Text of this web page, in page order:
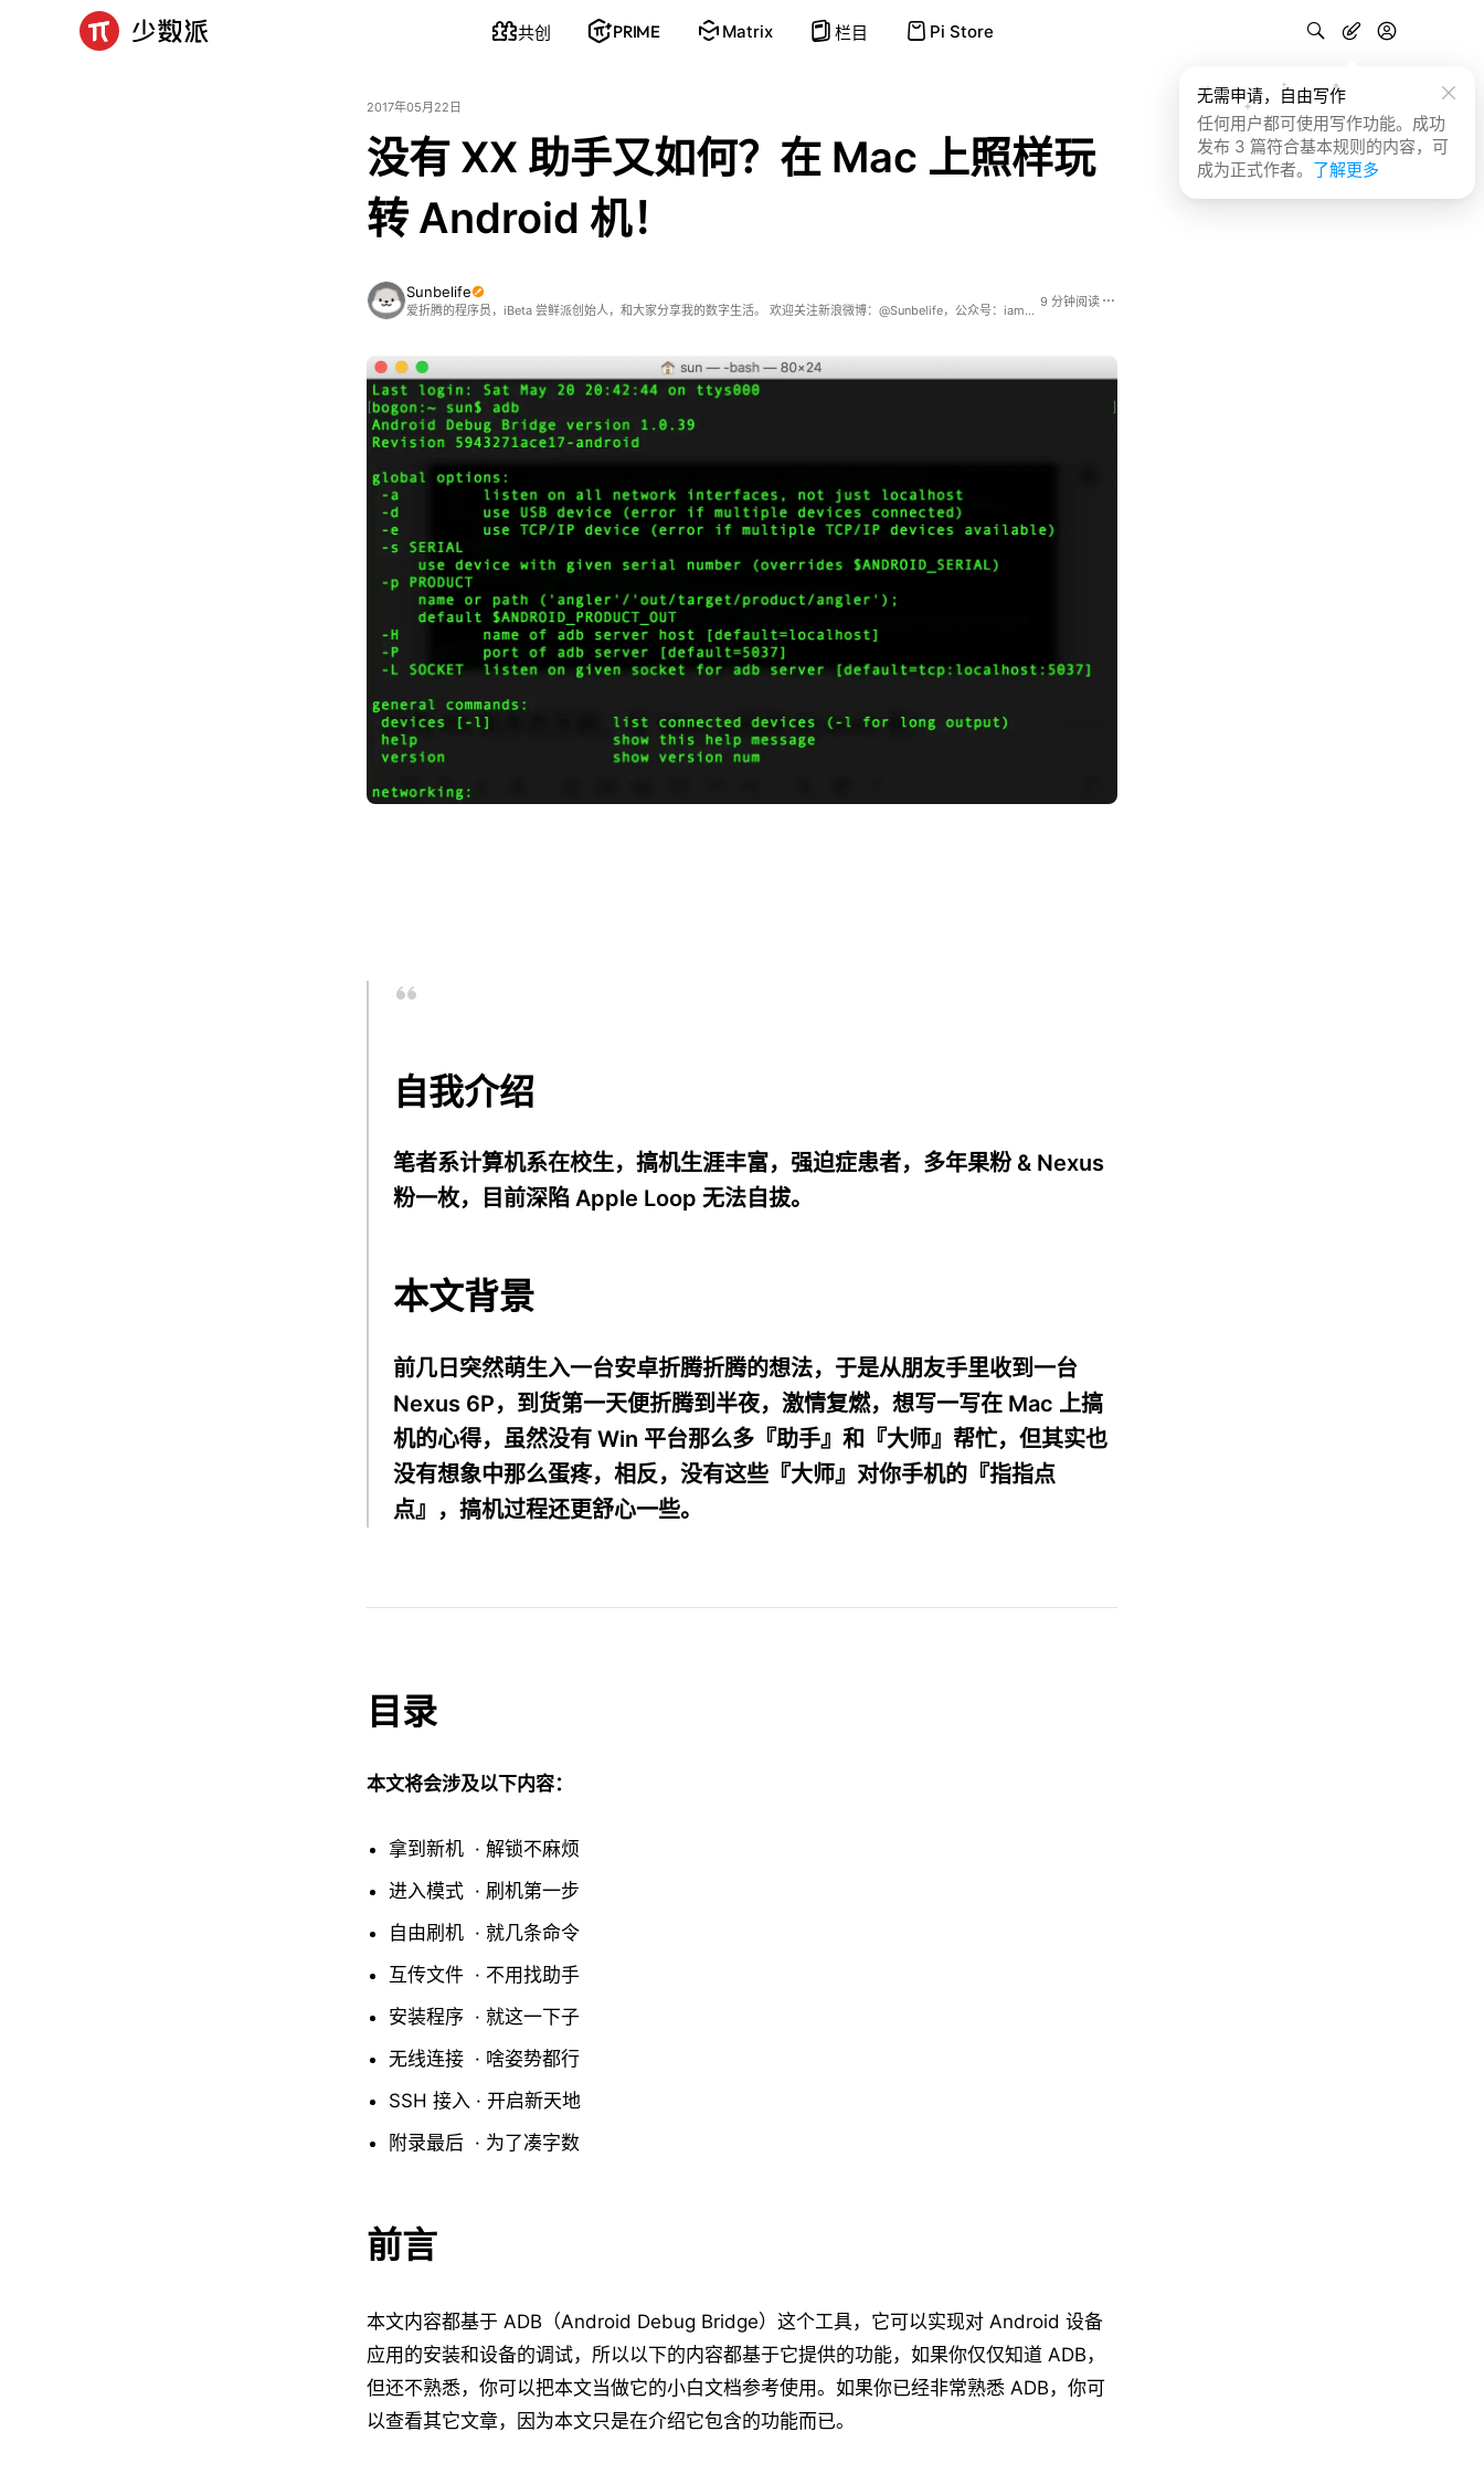
共创 PRIME Matrix 栏目 Pi Store
无需申请，自由写作
任何用户都可使用写作功能。成功
发布 3 篇符合基本规则的内容，可
成为正式作者。 了解更多
2017年05月22日
没有 XX 助手又如何？在 Mac 上照样玩
转 Android 机！
Sunbelife
爱折腾的程序员，iBeta 尝鲜派创始人，和大家分享我的数字生活。 欢迎关注新浪微博：@Sunbelife，公众号：iamsunbelife
9 分钟阅读
自我介绍
笔者系计算机系在校生，搞机生涯丰富，强迫症患者，多年果粉 & Nexus
粉一枚，目前深陷 Apple Loop 无法自拔。
本文背景
前几日突然萌生入一台安卓折腾折腾的想法，于是从朋友手里收到一台
Nexus 6P，到货第一天便折腾到半夜，激情复燃，想写一写在 Mac 上搞
机的心得，虽然没有 Win 平台那么多『助手』和『大师』帮忙，但其实也
没有想象中那么蛋疼，相反，没有这些『大师』对你手机的『指指点
点』，搞机过程还更舒心一些。
目录
本文将会涉及以下内容：
拿到新机 · 解锁不麻烦
进入模式 · 刷机第一步
自由刷机 · 就几条命令
互传文件 · 不用找助手
安装程序 · 就这一下子
无线连接 · 啥姿势都行
SSH 接入 · 开启新天地
附录最后 · 为了凑字数
前言
本文内容都基于 ADB（Android Debug Bridge）这个工具，它可以实现对 Android 设备
应用的安装和设备的调试，所以以下的内容都基于它提供的功能，如果你仅仅知道 ADB，
但还不熟悉，你可以把本文当做它的小白文档参考使用。如果你已经非常熟悉 ADB，你可
以查看其它文章，因为本文只是在介绍它包含的功能而已。